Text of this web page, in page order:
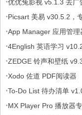
优优兔影视 v5.1.3 去广
·Picsart 美易 v30.5.2，
·App Manager 应用管理
·4English 英语学习
·ZEDGE 铃声和壁纸
·Xodo 佐道 PDF阅读器
·To-Do List 待办清单
软件，解锁专业版
·MX Player Pro 播放器